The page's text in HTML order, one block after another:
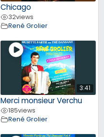
Chicago
32views
René Grolier
3:41
Merci monsieur Verchu
185views
René Grolier